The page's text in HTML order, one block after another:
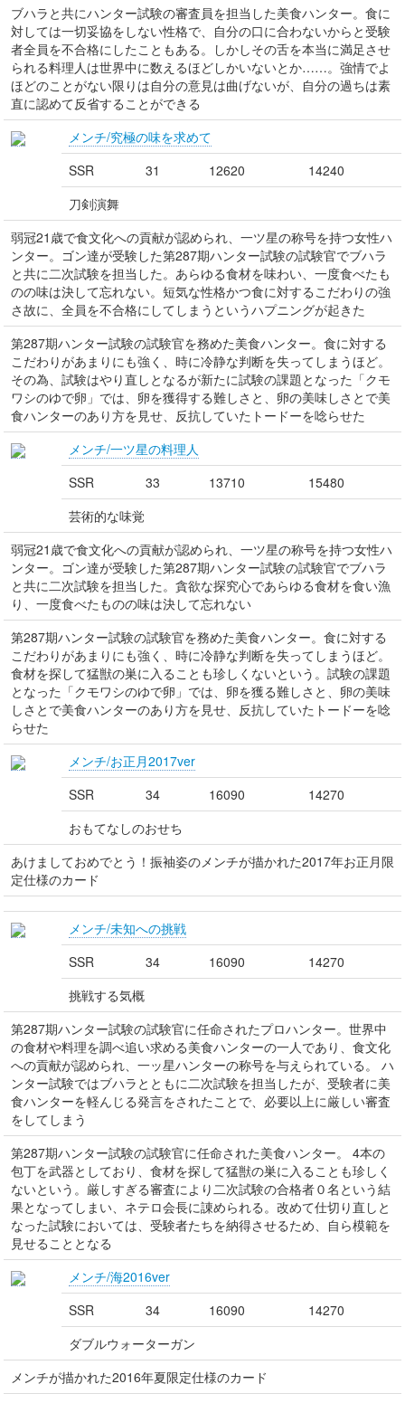
ブハラと共にハンター試験の審査員を担当した美食ハンター。食に
対しては一切妥協をしない性格で、自分の口に合わないからと受験
者全員を不合格にしたこともある。しかしその舌を本当に満足させ
られる料理人は世界中に数えるほどしかいないとか……。強情でよ
ほどのことがない限りは自分の意見は曲げないが、自分の過ちは素
直に認めて反省することができる
メンチ/究極の味を求めて
SSR
31 12620
14240
刀剣演舞
弱冠21歳で食文化への貢献が認められ、一ツ星の称号を持つ女性ハ
ンター。ゴン達が受験した第287期ハンター試験の試験官でブハラ
と共に二次試験を担当した。あらゆる食材を味わい、一度食べたも
のの味は決して忘れない。短気な性格かつ食に対するこだわりの強
さ故に、全員を不合格にしてしまうというハプニングが起きた
第287期ハンター試験の試験官を務めた美食ハンター。食に対する
こだわりがあまりにも強く、時に冷静な判断を失ってしまうほど。
その為、試験はやり直しとなるが新たに試験の課題となった「クモ
ワシのゆで卵」では、卵を獲得する難しさと、卵の美味しさとで美
食ハンターのあり方を見せ、反抗していたトードーを唸らせた
メンチ/一ツ星の料理人
SSR
33 13710
15480
芸術的な味覚
弱冠21歳で食文化への貢献が認められ、一ツ星の称号を持つ女性ハ
ンター。ゴン達が受験した第287期ハンター試験の試験官でブハラ
と共に二次試験を担当した。貪欲な探究心であらゆる食材を食い漁
り、一度食べたものの味は決して忘れない
第287期ハンター試験の試験官を務めた美食ハンター。食に対する
こだわりがあまりにも強く、時に冷静な判断を失ってしまうほど。
食材を探して猛獣の巣に入ることも珍しくないという。試験の課題
となった「クモワシのゆで卵」では、卵を獲る難しさと、卵の美味
しさとで美食ハンターのあり方を見せ、反抗していたトードーを唸
らせた
メンチ/お正月2017ver
SSR
34 16090
14270
おもてなしのおせち
あけましておめでとう！振袖姿のメンチが描かれた2017年お正月限
定仕様のカード
メンチ/未知への挑戦
SSR
34 16090
14270
挑戦する気概
第287期ハンター試験の試験官に任命されたプロハンター。世界中
の食材や料理を調べ追い求める美食ハンターの一人であり、食文化
への貢献が認められ、一ッ星ハンターの称号を与えられている。 ハ
ンター試験ではブハラとともに二次試験を担当したが、受験者に美
食ハンターを軽んじる発言をされたことで、必要以上に厳しい審査
をしてしまう
第287期ハンター試験の試験官に任命された美食ハンター。 4本の
包丁を武器としており、食材を探して猛獣の巣に入ることも珍しく
ないという。厳しすぎる審査により二次試験の合格者０名という結
果となってしまい、ネテロ会長に諌められる。改めて仕切り直しと
なった試験においては、受験者たちを納得させるため、自ら模範を
見せることとなる
メンチ/海2016ver
SSR
34 16090
14270
ダブルウォーターガン
メンチが描かれた2016年夏限定仕様のカード